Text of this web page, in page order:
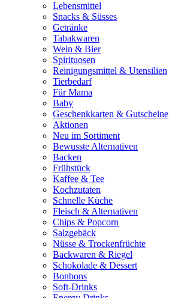
Lebensmittel
Snacks & Süsses
Getränke
Tabakwaren
Wein & Bier
Spirituosen
Reinigungsmittel & Utensilien
Tierbedarf
Für Mama
Baby
Geschenkkarten & Gutscheine
Aktionen
Neu im Sortiment
Bewusste Alternativen
Backen
Frühstück
Kaffee & Tee
Kochzutaten
Schnelle Küche
Fleisch & Alternativen
Chips & Popcorn
Salzgebäck
Nüsse & Trockenfrüchte
Backwaren & Riegel
Schokolade & Dessert
Bonbons
Soft-Drinks